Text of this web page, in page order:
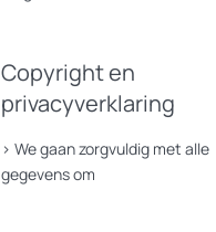
Copyright en
privacyverklaring
> We gaan zorgvuldig met alle
gegevens om